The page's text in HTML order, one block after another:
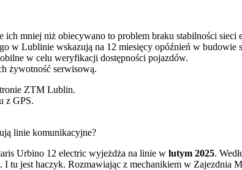
mniej niż obiecywano to problem braku stabilności sieci
w Lublinie wskazują na 12 miesięcy opóźnień w budowie
w celu weryfikacji dostępności pojazdów.
żywotność serwisową.
ZTM Lublin.
z GPS.
linie komunikacyjne?
Urbino 12 electric wyjeżdża na linie w lutym 2025.
jest haczyk. Rozmawiając z mechanikiem w Zajezdnia